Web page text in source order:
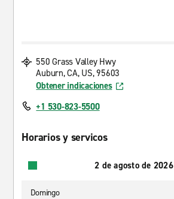
550 Grass Valley Hwy
Auburn, CA, US, 95603
Obtener indicaciones
+1 530-823-5500
Horarios y servicos
2 de agosto de 2026
Domingo